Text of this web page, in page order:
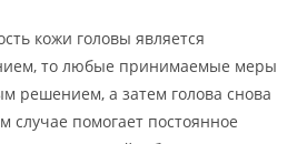
кожи головы является
то любые принимаемые меры
решением, а затем голова снова
случае помогает постоянное